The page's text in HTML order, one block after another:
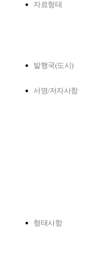
자료형태
발행국(도시)
서명/저자사항
형태사항